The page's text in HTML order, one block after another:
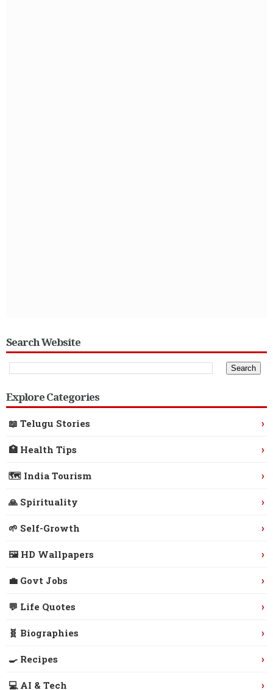
Search Website
Explore Categories
📖 Telugu Stories ›
🏥 Health Tips ›
🗺️ India Tourism ›
🙏 Spirituality ›
🌱 Self-Growth ›
🖼️ HD Wallpapers ›
💼 Govt Jobs ›
💬 Life Quotes ›
🧬 Biographies ›
🍳 Recipes ›
💻 AI & Tech ›